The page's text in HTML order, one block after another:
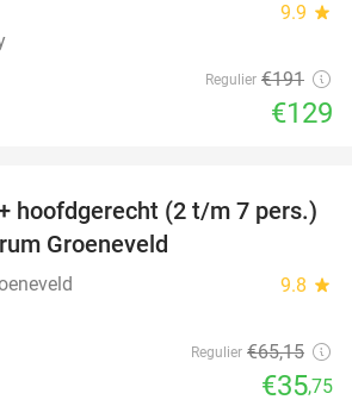
9.9 star
Regulier €191
€129
45%
hoofdgerecht (2 t/m 7 pers.)
Groeneveld
9.8 star
Regulier €65,15
€35,75